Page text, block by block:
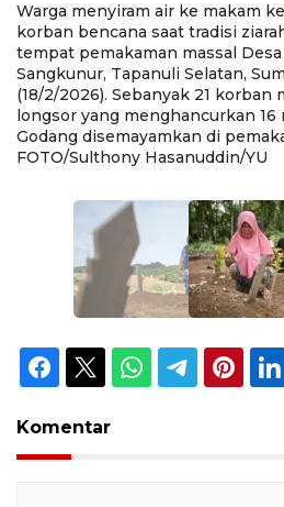
Warga menyiram air ke makam
korban bencana saat tradisi
tempat pemakaman massal
Sangkunur, Tapanuli Selatan,
(18/2/2026). Sebanyak 21 korban
longsor yang menghancurkan 16
Godang disemayamkan di
FOTO/Sulthony Hasanuddin/YU
Komentar